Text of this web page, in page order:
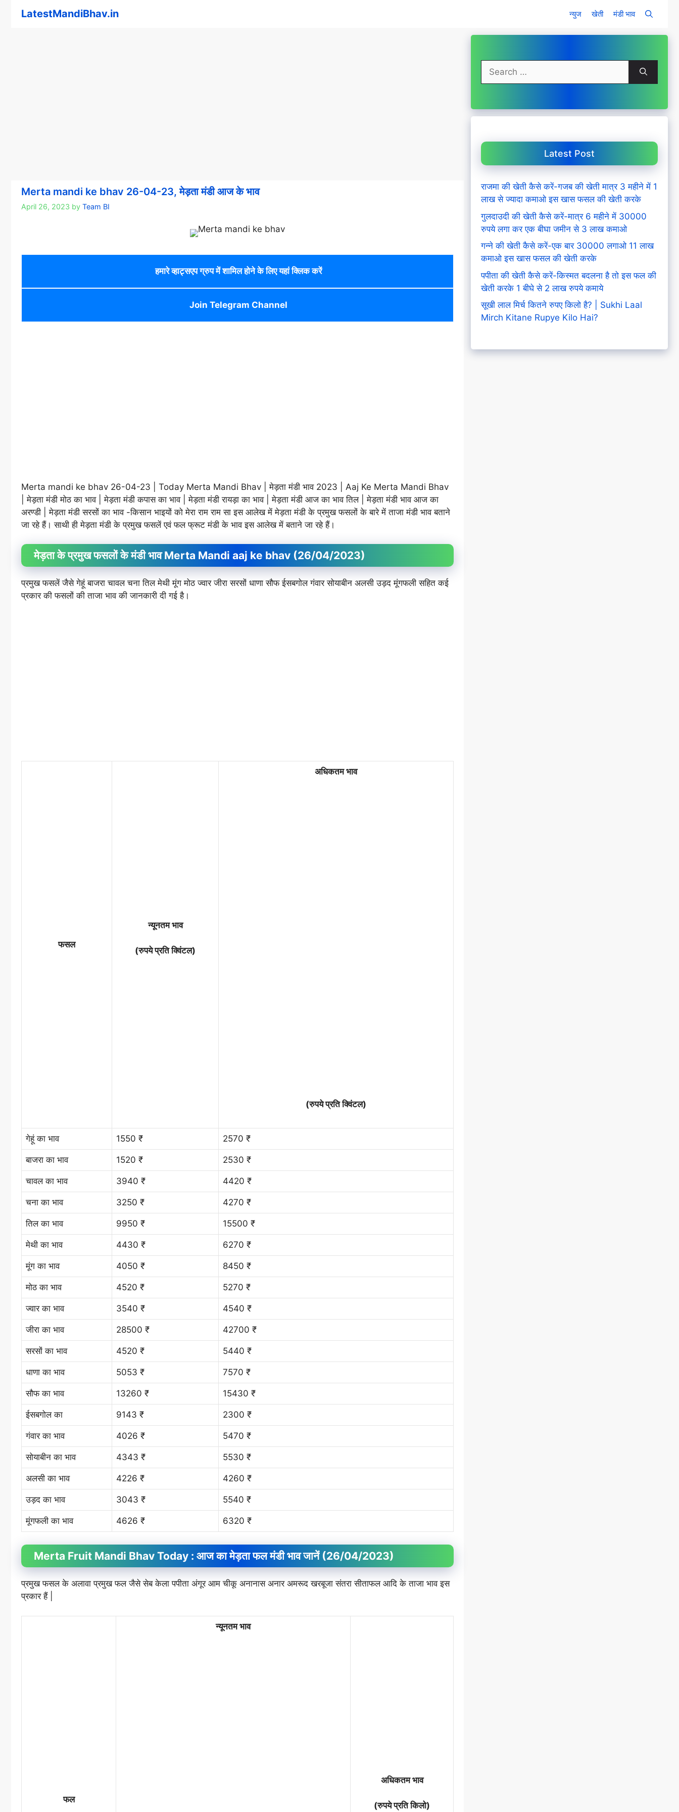
LatestMandiBhav.in न्युज खेती मंडी भाव
Merta mandi ke bhav 26-04-23, मेड़ता मंडी आज के भाव
April 26, 2023 by Team BI
हमारे व्हाट्सएप ग्रुप में शामिल होने के लिए यहां क्लिक करें
Join Telegram Channel
Merta mandi ke bhav 26-04-23 | Today Merta Mandi Bhav | मेड़ता मंडी भाव 2023 | Aaj Ke Merta Mandi Bhav
| मेड़ता मंडी मोठ का भाव | मेड़ता मंडी कपास का भाव | मेड़ता मंडी रायड़ा का भाव | मेड़ता मंडी आज का भाव तिल | मेड़ता मंडी भाव आज का
अरण्डी | मेड़ता मंडी सरसों का भाव -किसान भाइयों को मेरा राम राम सा इस आलेख में मेड़ता मंडी के प्रमुख फसलों के बारे में ताजा मंडी भाव बताने
जा रहे हैं। साथी ही मेड़ता मंडी के प्रमुख फसलें एवं फल फ्रूट मंडी के भाव इस आलेख में बताने जा रहे हैं।
मेड़ता के प्रमुख फसलों के मंडी भाव Merta Mandi aaj ke bhav (26/04/2023)
प्रमुख फसलें जैसे गेहूं बाजरा चावल चना तिल मेथी मूंग मोठ ज्वार जीरा सरसों धाणा सौफ ईसबगोल गंवार सोयाबीन अलसी उड़द मूंगफली सहित कई
प्रकार की फसलों की ताजा भाव की जानकारी दी गई है।
फसल
न्यूनतम भाव
(रुपये प्रति क्विंटल)
अधिकतम भाव
(रुपये प्रति क्विंटल)
गेहूं का भाव 1550 ₹ 2570 ₹
बाजरा का भाव 1520 ₹ 2530 ₹
चावल का भाव 3940 ₹ 4420 ₹
चना का भाव 3250 ₹ 4270 ₹
तिल का भाव 9950 ₹ 15500 ₹
मेथी का भाव 4430 ₹ 6270 ₹
मूंग का भाव 4050 ₹ 8450 ₹
मोठ का भाव 4520 ₹ 5270 ₹
ज्वार का भाव 3540 ₹ 4540 ₹
जीरा का भाव 28500 ₹ 42700 ₹
सरसों का भाव 4520 ₹ 5440 ₹
धाणा का भाव 5053 ₹ 7570 ₹
सौफ का भाव 13260 ₹ 15430 ₹
ईसबगोल का 9143 ₹ 2300 ₹
गंवार का भाव 4026 ₹ 5470 ₹
सोयाबीन का भाव 4343 ₹ 5530 ₹
अलसी का भाव 4226 ₹ 4260 ₹
उड़द का भाव 3043 ₹ 5540 ₹
मूंगफली का भाव 4626 ₹ 6320 ₹
Merta Fruit Mandi Bhav Today : आज का मेड़ता फल मंडी भाव जानें (26/04/2023)
प्रमुख फसल के अलावा प्रमुख फल जैसे सेब केला पपीता अंगूर आम चीकू अनानास अनार अमरूद खरबूजा संतरा सीताफल आदि के ताजा भाव इस
प्रकार हैं |
फल
न्यूनतम भाव
अधिकतम भाव
(रुपये प्रति किलो)
Search
for:
Latest Post
राजमा की खेती कैसे करें-गजब की खेती मात्र 3 महीने में 1
लाख से ज्यादा कमाओ इस खास फसल की खेती करके
गुलदाउदी की खेती कैसे करें-मात्र 6 महीने में 30000
रुपये लगा कर एक बीघा जमीन से 3 लाख कमाओ
गन्ने की खेती कैसे करें-एक बार 30000 लगाओ 11 लाख
कमाओ इस खास फसल की खेती करके
पपीता की खेती कैसे करें-किस्मत बदलना है तो इस फल की
खेती करके 1 बीघे से 2 लाख रुपये कमाये
सूखी लाल मिर्च कितने रुपए किलो है? | Sukhi Laal
Mirch Kitane Rupye Kilo Hai?